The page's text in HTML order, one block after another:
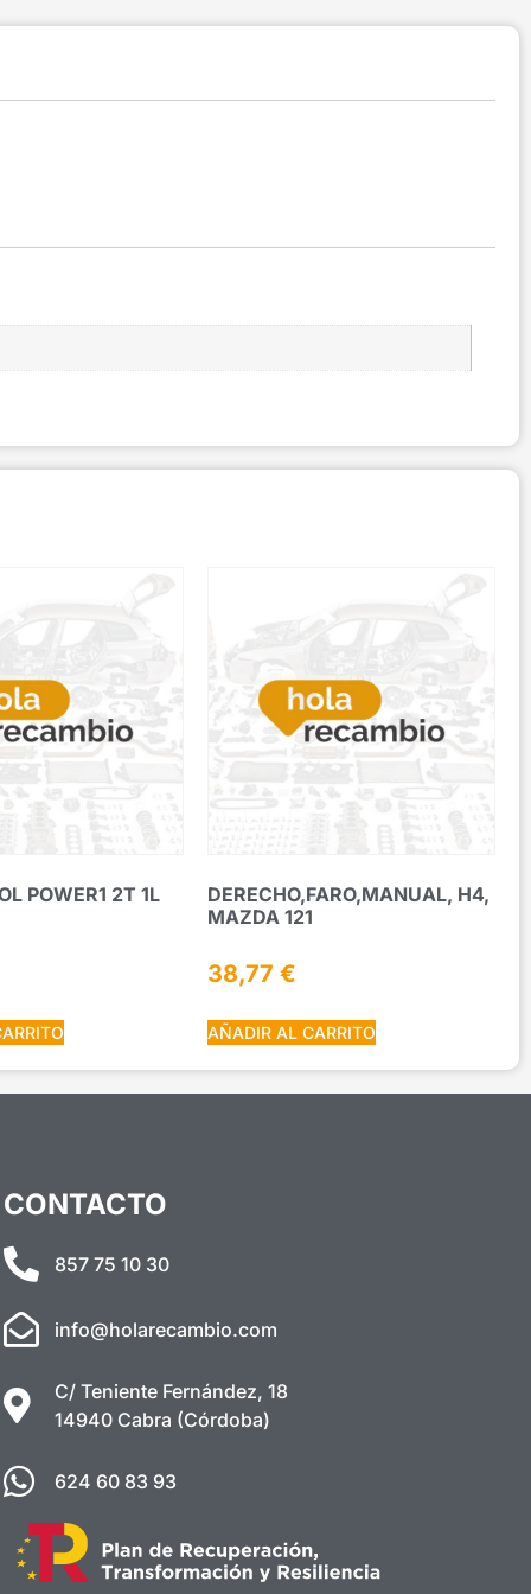
POWER1 2T 1L
DERECHO,FARO,MANUAL, H4,
MAZDA 121
38,77€
AÑADIR AL CARRITO
CONTACTO
857 75 10 30
info@holarecambio.com
C/ Teniente Fernández, 18
14940 Cabra (Córdoba)
624 60 83 93